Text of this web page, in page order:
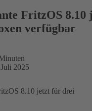
FritzOS
verfügbar
2025